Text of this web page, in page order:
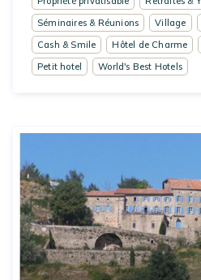
Séminaires & Réunions
Village
Cash & Smile
Hôtel de Charme
Petit hotel
World's Best Hotels